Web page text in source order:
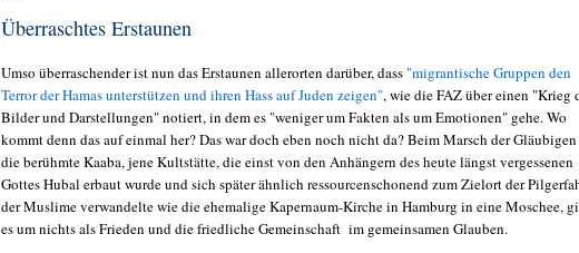
Überraschtes Erstaunen
Umso überraschender ist nun das Erstaunen allerorten darüber, dass "migrantische Gruppen den
Terror der Hamas unterstützen und ihren Hass auf Juden zeigen", wie die FAZ über einen "Krieg
Bilder und Darstellungen" notiert, in dem es "weniger um Fakten als um Emotionen" gehe. Wo
kommt denn das auf einmal her? Das war doch eben noch nicht da? Beim Marsch der
die berühmte Kaaba, jene Kultstätte, die einst von den Anhängern des heute längst vergessenen
Gottes Hubal erbaut wurde und sich später ähnlich ressourcenschonend zum Zielort der
der Muslime verwandelte wie dieehemalige Kapernaum-Kirche in Hamburg in eineMoschee,
es um nichts als Frieden und die friedliche Gemeinschaft im gemeinsamen Glauben.